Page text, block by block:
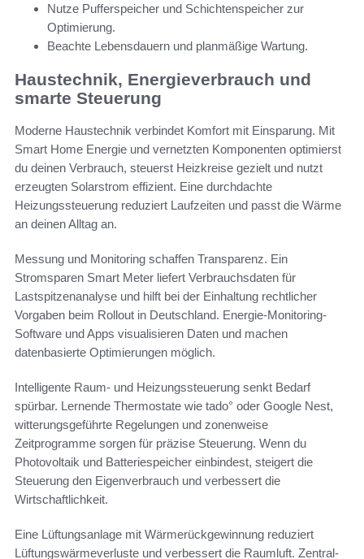
Nutze Pufferspeicher und Schichtenspeicher zur
Optimierung.
Beachte Lebensdauern und planmäßige Wartung.
Haustechnik, Energieverbrauch und
smarte Steuerung
Moderne Haustechnik verbindet Komfort mit Einsparung. Mit
Smart Home Energie und vernetzten Komponenten optimierst
du deinen Verbrauch, steuerst Heizkreise gezielt und nutzt
erzeugten Solarstrom effizient. Eine durchdachte
Heizungssteuerung reduziert Laufzeiten und passt die Wärme
an deinen Alltag an.
Messung und Monitoring schaffen Transparenz. Ein
Stromsparen Smart Meter liefert Verbrauchsdaten für
Lastspitzenanalyse und hilft bei der Einhaltung rechtlicher
Vorgaben beim Rollout in Deutschland. Energie-Monitoring-
Software und Apps visualisieren Daten und machen
datenbasierte Optimierungen möglich.
Intelligente Raum- und Heizungssteuerung senkt Bedarf
spürbar. Lernende Thermostate wie tado° oder Google Nest,
witterungsgeführte Regelungen und zonenweise
Zeitprogramme sorgen für präzise Steuerung. Wenn du
Photovoltaik und Batteriespeicher einbindest, steigert die
Steuerung den Eigenverbrauch und verbessert die
Wirtschaftlichkeit.
Eine Lüftungsanlage mit Wärmerückgewinnung reduziert
Lüftungswärmeverluste und verbessert die Raumluft. Zentral-